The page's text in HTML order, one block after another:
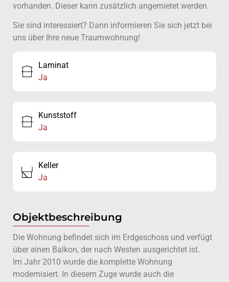
vorhanden. Dieser kann zusätzlich angemietet werden.
Sie sind interessiert? Dann informieren Sie sich jetzt bei
uns über Ihre neue Traumwohnung!
Laminat
Ja
Kunststoff
Ja
Keller
Ja
Objektbeschreibung
Die Wohnung befindet sich im Erdgeschoss und verfügt
über einen Balkon, der nach Westen ausgerichtet ist.
Im Jahr 2010 wurde die komplette Wohnung
modernisiert. In diesem Zuge wurde auch die